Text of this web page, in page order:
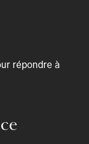
répondre à